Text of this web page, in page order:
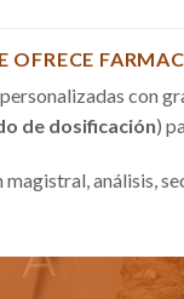
OFRECE
con
de dosificación)
análisis,